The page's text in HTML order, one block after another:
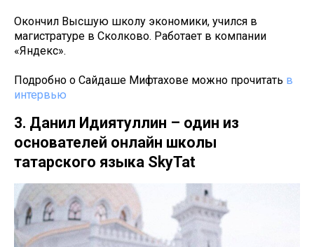
Окончил Высшую школу экономики, учился в
магистратуре в Сколково. Работает в компании
«Яндекс».
Подробно о Сайдаше Мифтахове можно прочитать в
интервью
3. Данил Идиятуллин – один из
основателей онлайн школы
татарского языка SkyTat